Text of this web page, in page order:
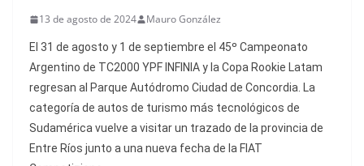
13 de agosto de 2024 Mauro González
El 31 de agosto y 1 de septiembre el 45º Campeonato
Argentino de TC2000 YPF INFINIA y la Copa Rookie Latam
regresan al Parque Autódromo Ciudad de Concordia. La
categoría de autos de turismo más tecnológicos de
Sudamérica vuelve a visitar un trazado de la provincia de
Entre Ríos junto a una nueva fecha de la FIAT